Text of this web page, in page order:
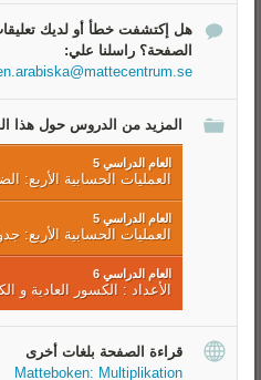
اختار الصحيح
‏تَمَرّن علي الضرب
‏تَمَرّن علي الضرب
هل إكتشفت خطأ أو لديك
الصفحة؟ راسلنا علي:
المزيد من الدروس حول هذا
العام الدراسي 5
العمليات الحسابية الأربع:
العام الدراسي 5
العمليات الحسابية الأربع:
العام الدراسي 6
الأعداد : الكسور العادية و
قراءة الصفحة بلغات أخرى
Matteboken: Multiplikation